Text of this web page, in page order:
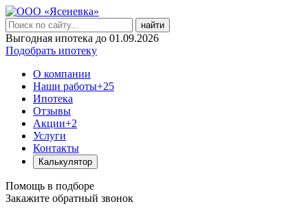
найти
Выгодная ипотека до 01.09.2026
Подобрать ипотеку
О компании
Наши работы+25
Ипотека
Отзывы
Акции+2
Услуги
Контакты
Калькулятор
Помощь в подборе
Закажите обратный звонок